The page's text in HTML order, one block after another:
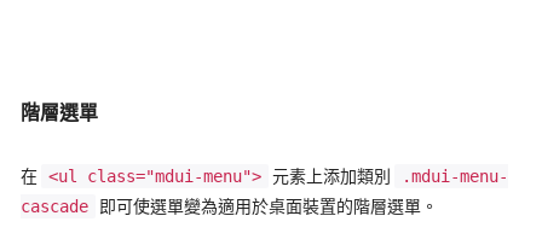
階層選單
在 <ul class="mdui-menu"> 元素上添加類別
.mdui-menu-
cascade
即可使選單變為適用於桌面裝置的階層選單。